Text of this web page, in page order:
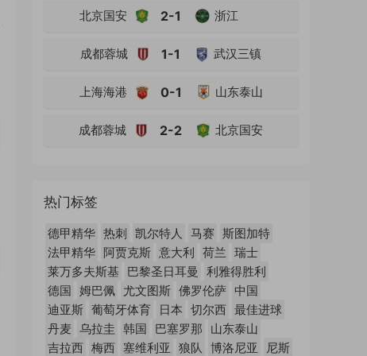
北京国安 2-1 浙江
成都蓉城 1-1 武汉三镇
上海海港 0-1 山东泰山
成都蓉城 2-2 北京国安
热门标签
德甲精华 热刺 凯尔特人 马赛 斯图加特
法甲精华 阿贾克斯 意大利 荷兰 瑞士
莱万多夫斯基
巴黎圣日耳曼
利雅得胜利
德国 姆巴佩 尤文图斯 佛罗伦萨 中国
迪亚斯 葡萄牙体育 日本 切尔西 最佳进球
丹麦 乌拉圭 韩国 巴塞罗那
山东泰山
吉拉西 梅西 塞维利亚 狼队 博洛尼亚
尼斯